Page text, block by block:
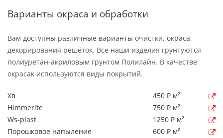
Варианты окраса и обработки
Вам доступны различные варианты очистки, окраса,
декорирования решёток. Все наши изделия грунтуются
полиуретан-акриловым грунтом Полилайн. В качестве
окрасак используются виды покрытий.
Хв
450 ₽ м²
Himmerite
750 ₽ м²
Ws-plast
1250 ₽ м²
Порошковое напыление
600 ₽ м²